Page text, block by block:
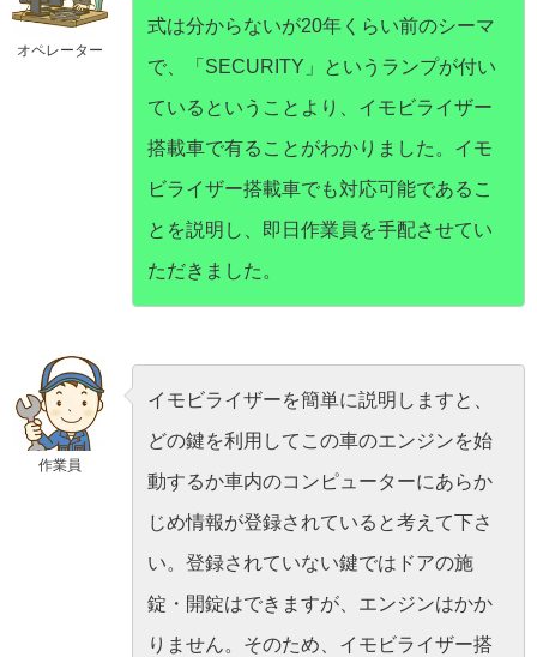
オペレーター
式は分からないが20年くらい前のシーマ
で、「SECURITY」というランプが付い
ているということより、イモビライザー
搭載車で有ることがわかりました。イモ
ビライザー搭載車でも対応可能であるこ
とを説明し、即日作業員を手配させてい
ただきました。
作業員
イモビライザーを簡単に説明しますと、
どの鍵を利用してこの車のエンジンを始
動するか車内のコンピューターにあらか
じめ情報が登録されていると考えて下さ
い。登録されていない鍵ではドアの施
錠・開錠はできますが、エンジンはかか
りません。そのため、イモビライザー搭